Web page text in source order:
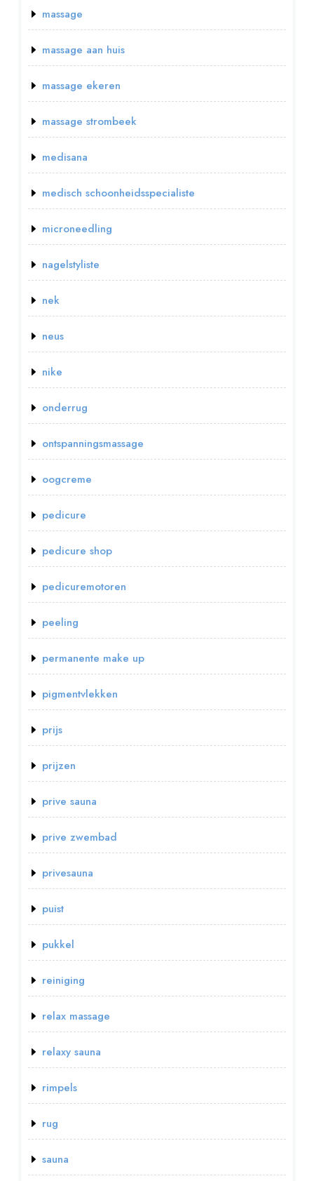
massage
massage aan huis
massage ekeren
massage strombeek
medisana
medisch schoonheidsspecialiste
microneedling
nagelstyliste
nek
neus
nike
onderrug
ontspanningsmassage
oogcreme
pedicure
pedicure shop
pedicuremotoren
peeling
permanente make up
pigmentvlekken
prijs
prijzen
prive sauna
prive zwembad
privesauna
puist
pukkel
reiniging
relax massage
relaxy sauna
rimpels
rug
sauna